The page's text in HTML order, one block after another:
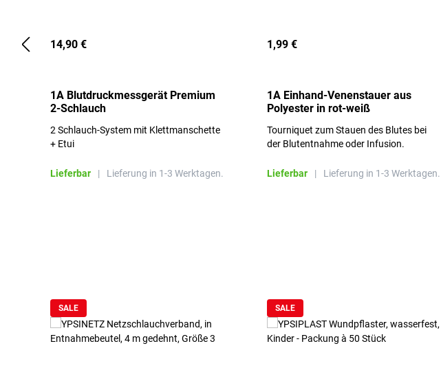
14,90 €
1A Blutdruckmessgerät Premium
2-Schlauch
2 Schlauch-System mit Klettmanschette
+ Etui
Lieferbar | Lieferung in 1-3 Werktagen.
1,99 €
1A Einhand-Venenstauer aus
Polyester in rot-weiß
Tourniquet zum Stauen des Blutes bei
der Blutentnahme oder Infusion.
Lieferbar | Lieferung in 1-3 Werktagen.
SALE SALE